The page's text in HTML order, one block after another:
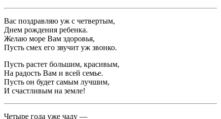
Вас поздравляю уж с четвертым,
Днем рождения ребенка.
Желаю море Вам здоровья,
Пусть смех его звучит уж звонко.
Пусть растет большим, красивым,
На радость Вам и всей семье.
Пусть он будет самым лучшим,
И счастливым на земле!
Четыре года уже чаду —